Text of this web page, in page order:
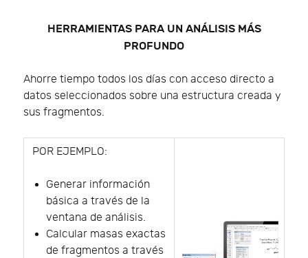
HERRAMIENTAS PARA UN ANÁLISIS MÁS
PROFUNDO
Ahorre tiempo todos los días con acceso directo a
datos seleccionados sobre una estructura creada y
sus fragmentos.
POR EJEMPLO:
Generar información
básica a través de la
ventana de análisis.
Calcular masas exactas
de fragmentos a través